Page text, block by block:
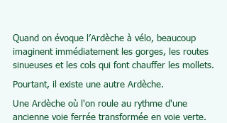
Quand on évoque l’Ardèche à vélo, beaucoup
imaginent immédiatement les gorges, les routes
sinueuses et les cols qui font chauffer les mollets.
Pourtant, il existe une autre Ardèche.
Une Ardèche où l'on roule au rythme d'une
ancienne voie ferrée transformée en voie verte.